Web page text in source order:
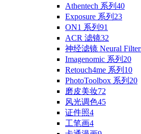
Athentech 系列 40
Exposure 系列 23
ON1 系列 91
ACR 滤镜32
神经滤镜 Neural
Imagenomic 系列 20
Retouch4me 系列 10
PhotoToolbox 系列 20
磨皮美妆72
风光调色45
证件照4
工笔画4